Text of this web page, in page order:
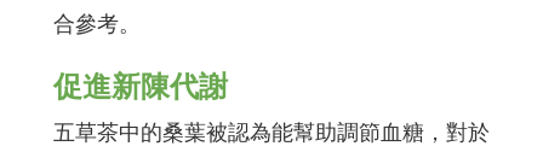
合參考。
促進新陳代謝
五草茶中的桑葉被認為能幫助調節血糖，對於